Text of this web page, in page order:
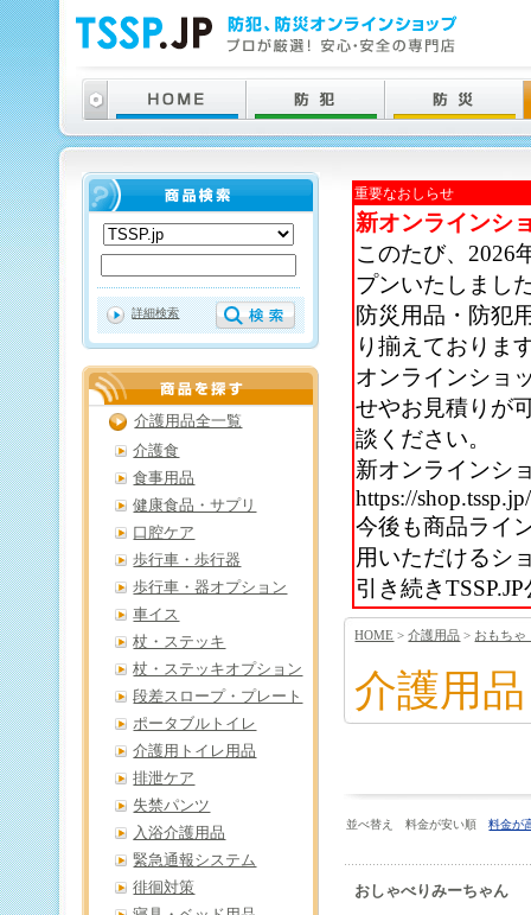
重要なおしらせ
新オンラインシ
このたび、2026
プンいたしまし
防災用品・防犯
り揃えておりま
オンラインショ
せやお見積りが
談ください。
新オンラインシ
https://shop.tssp.jp/
今後も商品ライ
用いただけるシ
引き続き
HOME >介護用品 > おもちゃ
介護用品
並べ替え 料金が安い順料金が
おしゃべりみーちゃん
詳細検索
介護用品全一覧
介護食
食事用品
健康食品・サプリ
口腔ケア
歩行車・歩行器
歩行車・器オプション
車イス
杖・ステッキ
杖・ステッキオプション
段差スロープ・プレート
ポータブルトイレ
介護用トイレ用品
排泄ケア
失禁パンツ
入浴介護用品
緊急通報システム
徘徊対策